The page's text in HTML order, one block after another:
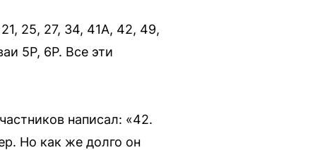
25, 27, 34, 41А, 42, 49,
5Р, 6Р. Все эти
написал: «42.
Но как же долго он